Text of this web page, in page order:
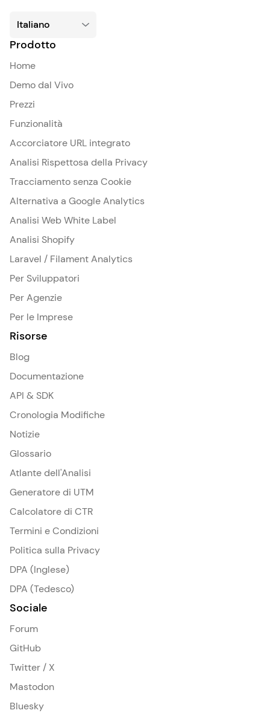
Prodotto
Home
Demo dal Vivo
Prezzi
Funzionalità
Accorciatore URL integrato
Analisi Rispettosa della Privacy
Tracciamento senza Cookie
Alternativa a Google Analytics
Analisi Web White Label
Analisi Shopify
Laravel / Filament Analytics
Per Sviluppatori
Per Agenzie
Per le Imprese
Risorse
Blog
Documentazione
API & SDK
Cronologia Modifiche
Notizie
Glossario
Atlante dell'Analisi
Generatore di UTM
Calcolatore di CTR
Termini e Condizioni
Politica sulla Privacy
DPA (Inglese)
DPA (Tedesco)
Sociale
Forum
GitHub
Twitter / X
Mastodon
Bluesky